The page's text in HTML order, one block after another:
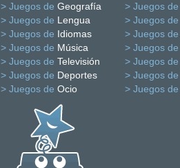
> Juegos de Geografía > Juegos de
> Juegos de Lengua > Juegos de
> Juegos de Idiomas > Juegos de
> Juegos de Música > Juegos de
> Juegos de Televisión > Juegos de
> Juegos de Deportes > Juegos de
> Juegos de Ocio > Juegos de